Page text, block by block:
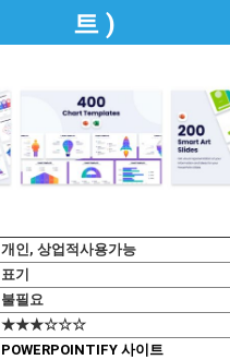
트 )
개인, 상업적사용가능
표기
불필요
★★★☆☆☆
POWERPOINTIFY 사이트